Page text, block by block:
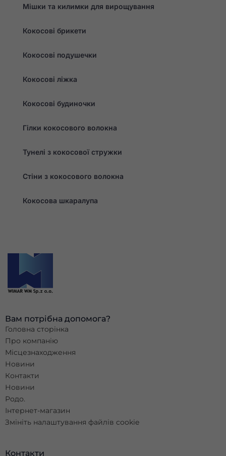
Мішки та килимки для вирощування
Кокосові брикети
Кокосові подушечки
Кокосові ліжка
Кокосові будиночки
Гілки кокосового волокна
Тунелі з кокосової стружки
Стіни з кокосового волокна
Кокосова шкаралупа
Вам потрібна допомога?
Головна сторінка
Про компанію
Місцезнаходження
Новини
Контакти
Новини
Родо.
Інтернет-магазин
Змініть налаштування файлів cookie
Контакти